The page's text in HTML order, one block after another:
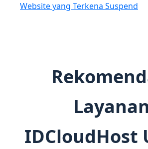
Website yang Terkena Suspend
Layanan
IDCloudHost